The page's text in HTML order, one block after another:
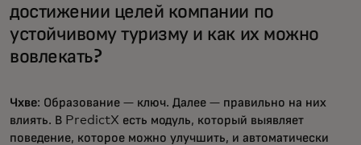
достижении целей компании по
устойчивому туризму и как их можно
вовлекать?
Чхве: Образование — ключ. Далее — правильно на них
влиять. В PredictX есть модуль, который выявляет
поведение, которое можно улучшить, и автоматически